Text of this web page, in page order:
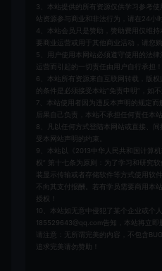
3、本站提供的所有资源仅供学习参考
站资源参与商业和非法行为，请在24小
4、本站会员只是赞助，赞助费用仅维持
要商业运营或用于其他商业活动，请您
5、用户使用本网站必须遵守使用的法
运营而引起的一切责任由用户自行承担！
6、本站所有资源来自互联网转载，版
的条件是必须接受本站“免责申明”，如
7、本站使用者因为违反本声明的规定而
后果自己负责，本站不承担任何责任本
8、凡以任何方式登陆本网站或直接、
受本网站声明的约束。
9、本站以《2013中华人民共和国计算
权” 第十七条为原则：为了学习和研究
装显示传输或者存储软件等方式使用软
不向其支付报酬。若有学员需要商用本
授权！
10、本站如无意中侵犯了某个企业或个
185529643@qq.com告知，本站将立即
请注意：无所谓完美的内容，不包含
追求完美请勿赞助！